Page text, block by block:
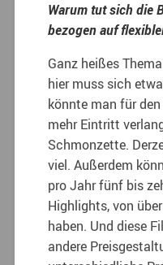
Warum tut sich die
bezogen auf
Ganz heißes
hier muss sich
könnte man für
mehr Eintritt
Schmonzette.
viel. Außerdem
pro Jahr fünf bis
Highlights, von
haben. Und diese
andere